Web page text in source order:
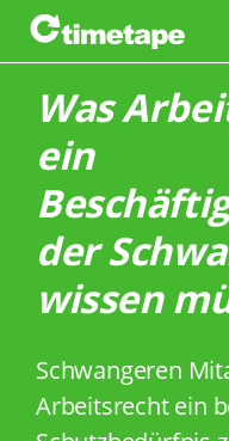
Was
ein
der
wissen
Schwangeren
Arbeitsrecht ein